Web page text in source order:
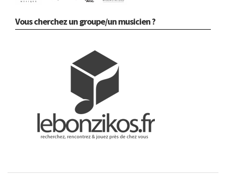
Vous cherchez un groupe/un musicien ?